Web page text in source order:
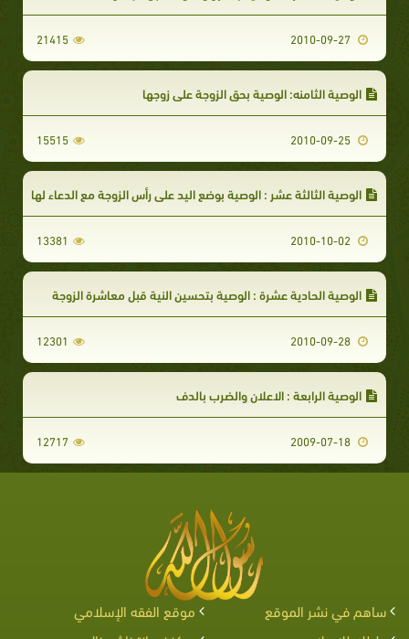
21415
الوصية الثامنه: الوصية بحق الزوجة على زوجها
15515
الوصية الثالثة عشر : الوصية بوضع اليد على رأس الزوجة مع الدعاء لها
13381
الوصية الحادية عشرة : الوصية بتحسين النية قبل معاشرة الزوجة
12301
الوصية الرابعة : الاعلان والضرب بالدف
12717
ساهم في نشر الموقع
موقع الفقه الإسلامي